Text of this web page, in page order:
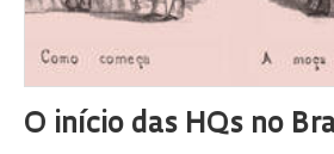
O início das HQs no